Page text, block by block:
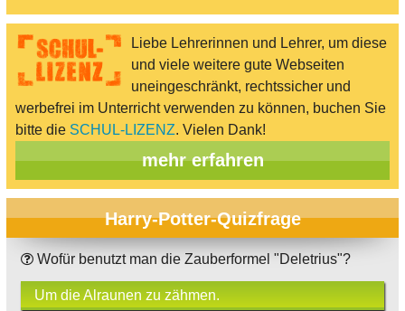
Liebe Lehrerinnen und Lehrer, um diese
und viele weitere gute Webseiten
uneingeschränkt, rechtssicher und
werbefrei im Unterricht verwenden zu können, buchen Sie
bitte die SCHUL-LIZENZ. Vielen Dank!
mehr erfahren
Harry-Potter-Quizfrage
Wofür benutzt man die Zauberformel "Deletrius"?
Um die Alraunen zu zähmen.